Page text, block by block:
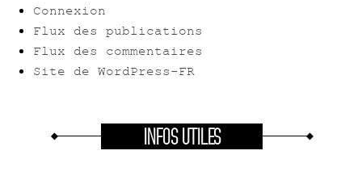
Connexion
Flux des publications
Flux des commentaires
Site de WordPress-FR
INFOS UTILES